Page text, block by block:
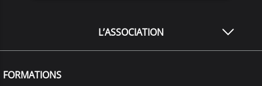
L’ASSOCIATION
FORMATIONS